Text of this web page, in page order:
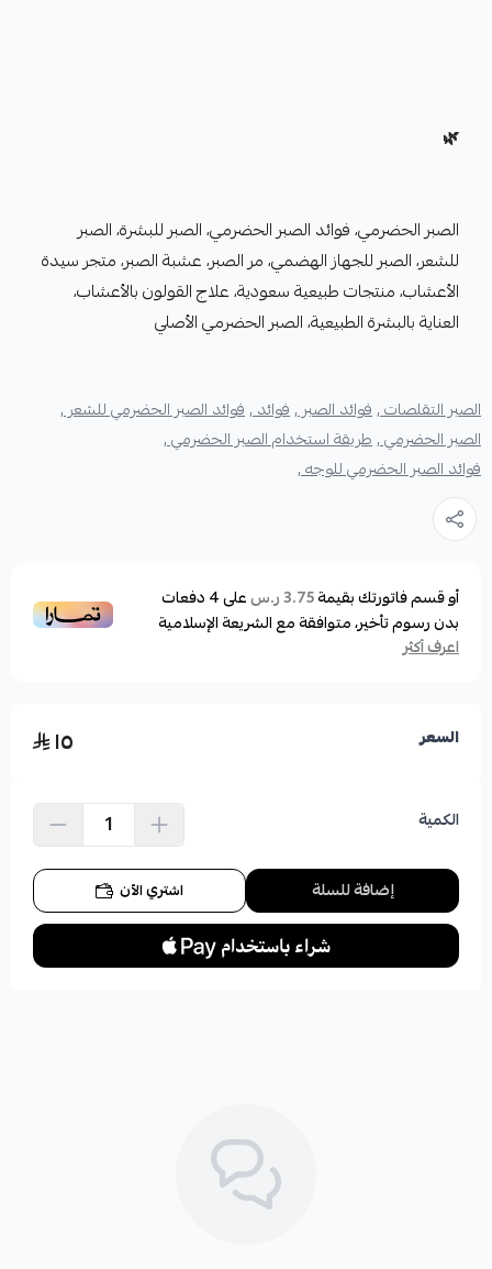
🌿
الصبر الحضرمي، فوائد الصبر الحضرمي، الصبر للبشرة، الصبر
للشعر، الصبر للجهاز الهضمي، مر الصبر، عشبة الصبر، متجر سيدة
الأعشاب، منتجات طبيعية سعودية، علاج القولون بالأعشاب،
العناية بالبشرة الطبيعية، الصبر الحضرمي الأصلي
الصبر التقلصات ,فوائد الصبر ,فوائد ,فوائد الصبر الحضرمي للشعر ,
الصبر الحضرمي ,طريقة استخدام الصبر الحضرمي ,
فوائد الصبر الحضرمي للوجه ,
أو قسم فاتورتك بقيمة3.75 ر.س على4دفعات
بدون رسوم تأخير، متوافقة مع الشريعة الإسلامية
اعرف أكثر
السعر ١٥
الكمية
إضافة للسلة اشتري الآن